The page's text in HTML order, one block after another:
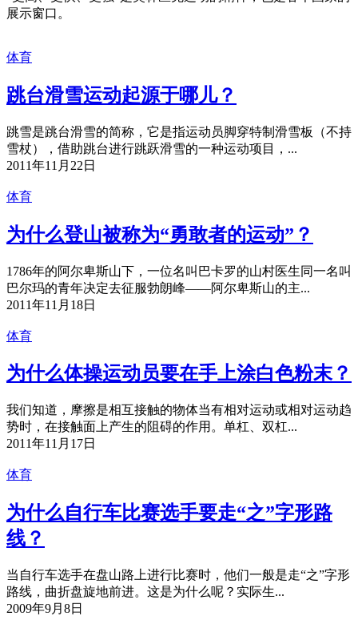
展示窗口。
体育
跳台滑雪运动起源于哪儿？
跳雪是跳台滑雪的简称，它是指运动员脚穿特制滑雪板（不持
雪杖），借助跳台进行跳跃滑雪的一种运动项目，...
2011年11月22日
体育
为什么登山被称为“勇敢者的运动”？
1786年的阿尔卑斯山下，一位名叫巴卡罗的山村医生同一名叫
巴尔玛的青年决定去征服勃朗峰——阿尔卑斯山的主...
2011年11月18日
体育
为什么体操运动员要在手上涂白色粉末？
我们知道，摩擦是相互接触的物体当有相对运动或相对运动趋
势时，在接触面上产生的阻碍的作用。单杠、双杠...
2011年11月17日
体育
为什么自行车比赛选手要走“之”字形路
线？
当自行车选手在盘山路上进行比赛时，他们一般是走“之”字形
路线，曲折盘旋地前进。这是为什么呢？实际生...
2009年9月8日